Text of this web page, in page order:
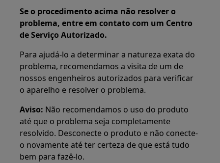
Se o procedimento acima não resolver o
problema, entre em contato com um Centro
de Serviço Autorizado.
Para ajudá-lo a determinar a natureza exata do
problema, recomendamos a visita de um de
nossos engenheiros autorizados para verificar
o aparelho e resolver o problema.
Aviso: Não recomendamos o uso do produto
até que o problema seja completamente
resolvido. Desconecte o produto e não conecte-
o novamente até ter certeza de que está tudo
bem para fazê-lo.